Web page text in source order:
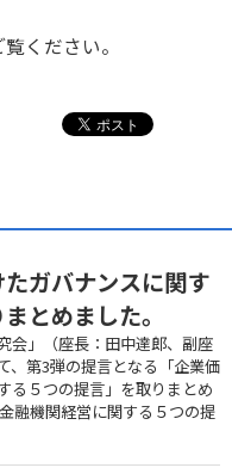
ください。
たガバナンスに関す
とめました。
会」（座長：田中達郎、副座
、第3弾の提言となる「企業価
る５つの提言」を取りまとめ
融機関経営に関する５つの提